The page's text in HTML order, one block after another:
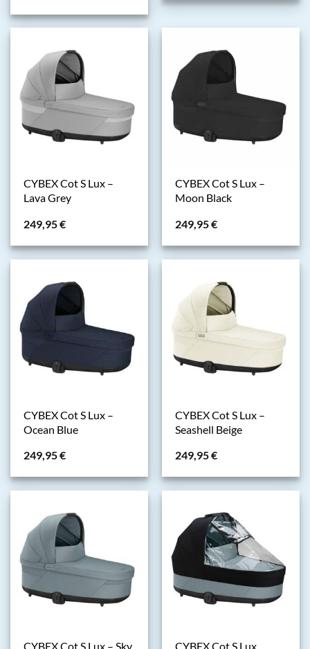
CYBEX Cot S Lux –
Lava Grey
249,95€
CYBEX Cot S Lux –
Moon Black
249,95€
CYBEX Cot S Lux –
Ocean Blue
249,95€
CYBEX Cot S Lux –
Seashell Beige
249,95€
CYBEX Cot S Lux – Sky CYBEX Cot S Lux